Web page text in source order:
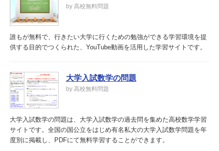
by 高校無料問題
誰もが無料で、行きたい大学に行くための勉強ができる学習環境を提
供する目的でつくられた、YouTube動画を活用した学習サイトです。
大学入試数学の問題
by 高校無料問題
大学入試数学の問題は、大学入試数学の過去問を集めた高校数学学習
サイトです。全国の国公立をはじめ有名私大の大学入試数学問題を年
度別に掲載し、PDFにて無料学習することができます。